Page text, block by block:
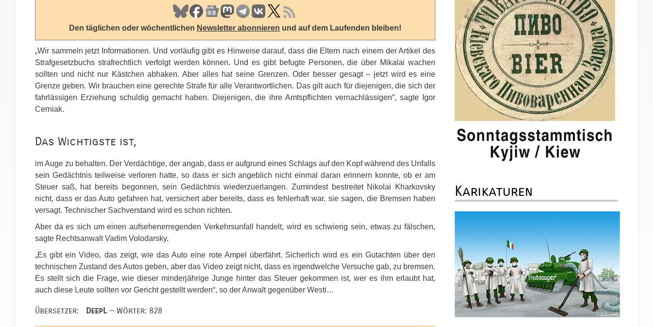
Den täglichen oder wöchentlichen Newsletter abonnieren und auf dem Laufenden bleiben!
„Wir sammeln jetzt Informationen. Und vorläufig gibt es Hinweise darauf, dass die Eltern nach einem der Artikel des
Strafgesetzbuchs strafrechtlich verfolgt werden können. Und es gibt befugte Personen, die über Mikalai wachen
sollten und nicht nur Kästchen abhaken. Aber alles hat seine Grenzen. Oder besser gesagt – jetzt wird es eine
Grenze geben. Wir brauchen eine gerechte Strafe für alle Verantwortlichen. Das gilt auch für diejenigen, die sich der
fahrlässigen Erziehung schuldig gemacht haben. Diejenigen, die ihre Amtspflichten vernachlässigen“, sagte Igor
Cerniak.
Das Wichtigste ist,
im Auge zu behalten. Der Verdächtige, der angab, dass er aufgrund eines Schlags auf den Kopf während des Unfalls
sein Gedächtnis teilweise verloren hatte, so dass er sich angeblich nicht einmal daran erinnern konnte, ob er am
Steuer saß, hat bereits begonnen, sein Gedächtnis wiederzuerlangen. Zumindest bestreitet Nikolai Kharkovsky
nicht, dass er das Auto gefahren hat, versichert aber bereits, dass es fehlerhaft war, sie sagen, die Bremsen haben
versagt. Technischer Sachverstand wird es schon richten.
Aber da es sich um einen aufsehenerregenden Verkehrsunfall handelt, wird es schwierig sein, etwas zu fälschen,
sagte Rechtsanwalt Vadim Volodarsky.
„Es gibt ein Video, das zeigt, wie das Auto eine rote Ampel überfährt. Sicherlich wird es ein Gutachten über den
technischen Zustand des Autos geben, aber das Video zeigt nicht, dass es irgendwelche Versuche gab, zu bremsen.
Es stellt sich die Frage, wie dieser minderjährige Junge hinter das Steuer gekommen ist, wer es ihm erlaubt hat,
auch diese Leute sollten vor Gericht gestellt werden“, so der Anwalt gegenüber Westi…
Übersetzer: DeepL— Wörter: 828
Karikaturen